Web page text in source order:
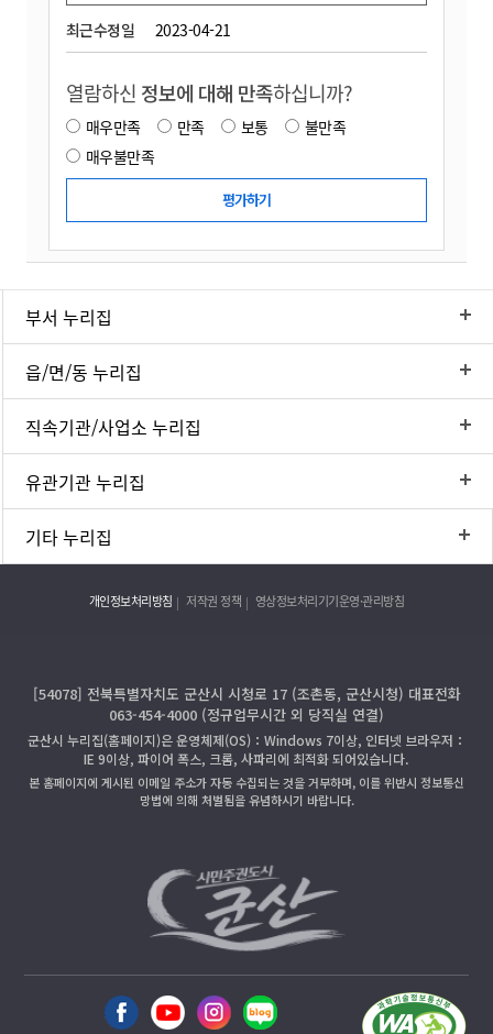
최근수정일 2023-04-21
열람하신 정보에 대해 만족하십니까?
매우만족 만족 보통
불만족
매우불만족
부서 누리집
읍/면/동 누리집
직속기관/사업소 누리집
유관기관 누리집
기타 누리집
개인정보처리방침 저작권 정책 영상정보처리기기운영·관리방침
[54078] 전북특별자치도 군산시 시청로 17 (조촌동, 군산시청) 대표전화
063-454-4000 (정규업무시간 외 당직실 연결)
군산시 누리집(홈페이지)은 운영체제(OS)：Windows 7이상, 인터넷 브라우저：
IE 9이상, 파이어 폭스, 크롬, 사파리에 최적화 되어있습니다.
본 홈페이지에 게시된 이메일 주소가 자동 수집되는 것을 거부하며, 이를 위반시 정보통신
망법에 의해 처벌됨을 유념하시기 바랍니다.